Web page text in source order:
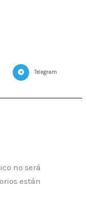
Telegram
no será
están